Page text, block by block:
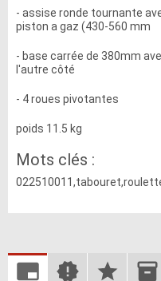
- assise ronde tournante
piston a gaz (430-560 mm
- base carrée de 380mm
l'autre côté
- 4 roues pivotantes
poids 11.5 kg
Mots clés :